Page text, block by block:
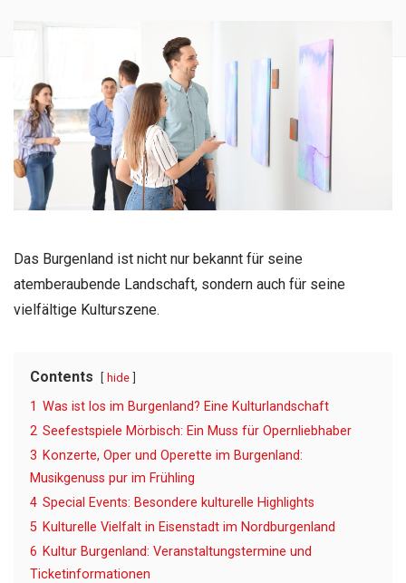
Das Burgenland ist nicht nur bekannt für seine
atemberaubende Landschaft, sondern auch für seine
vielfältige Kulturszene.
Contents hide
1 Was ist los im Burgenland? Eine Kulturlandschaft
2 Seefestspiele Mörbisch: Ein Muss für Opernliebhaber
3 Konzerte, Oper und Operette im Burgenland:
Musikgenuss pur im Frühling
4 Special Events: Besondere kulturelle Highlights
5 Kulturelle Vielfalt in Eisenstadt im Nordburgenland
6 Kultur Burgenland: Veranstaltungstermine und
Ticketinformationen